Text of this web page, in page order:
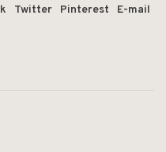
Twitter Pinterest E-mail